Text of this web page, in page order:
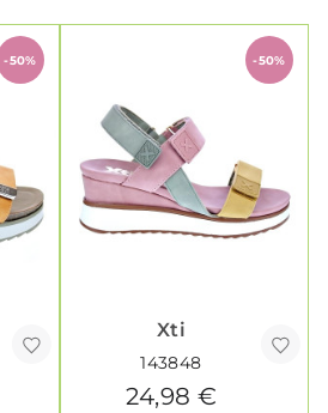
-50% -50%
Xti
143848
24,98 €